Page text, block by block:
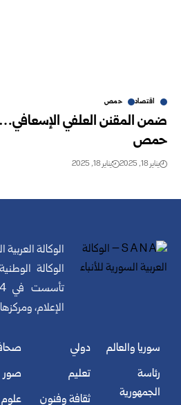
اقتصاد حمص
حمص
يناير 18, 2025 يناير 18, 2025
الوكالة العربية
الوكالة
الإعلام،
سوريا والعالم
رئاسة
الجمهورية
دولي
تعليم
ثقافة وفنون
صور
علوم